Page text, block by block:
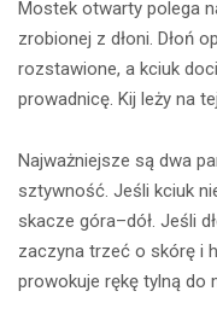
Mostek otwarty polega
zrobionej z dłoni. Dłoń
rozstawione, a kciuk
prowadnicę. Kij leży na
Najważniejsze są dwa
sztywność. Jeśli kciuk
skacze góra–dół. Jeśli
zaczyna trzeć o skórę i
prowokuje rękę tylną do